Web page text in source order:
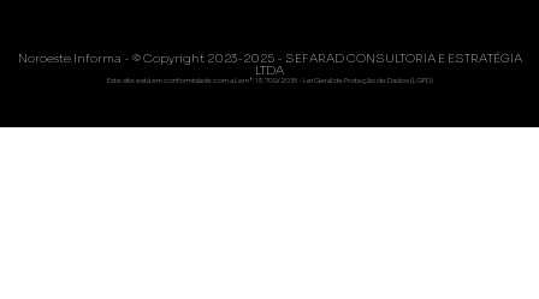
Noroeste Informa - © Copyright 2023-2025 - SEFARAD CONSULTORIA E ESTRATÉGIA
LTDA
Este site está em conformidade com a Lei nº 13.709/2018 - Lei Geral de Proteção de Dados (LGPD)